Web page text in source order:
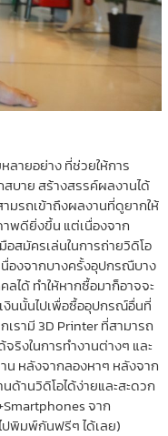
ายอย่าง ที่ช่วยให้การ
สบาย สร้างสรรค์ผลงานได้
มรถเข้าถึงผลงานที่ดูยากให้
พดียิ่งขึ้น แต่เนื่องจาก
สมัครเล่นในการถ่ายวิดิโอ
นื่องจากบางครั้งอุปกรณืบาง
ได้ ทำให้หากซื้อมาก็อาจจะ
งินนั้นไปเพื่อซื้ออุปกรณ์อื่นที่
รามี 3D Printer ที่สามารถ
จริงในการทำงานต่างๆ และ
น หลังจากลองหาๆ หลังจาก
ด้านวิดิโอได้ง่ายและสะดวก
จาก
พิมพ์กันฟรีๆ ได้เลย)